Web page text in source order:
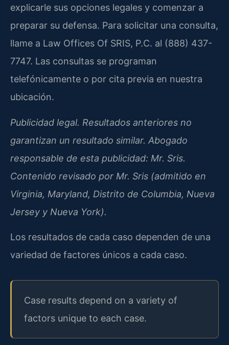
explicarle sus opciones legales y comenzar a
preparar su defensa. Para solicitar una consulta,
llame a Law Offices Of SRIS, P.C. al (888) 437-
7747. Las consultas se programan
telefónicamente o por cita previa en nuestra
ubicación.
Publicidad legal. Resultados anteriores no
garantizan un resultado similar. Abogado
responsable de esta publicidad: Mr. Sris.
Contenido revisado por Mr. Sris (admitido en
Virginia, Maryland, Distrito de Columbia, Nueva
Jersey y Nueva York).
Los resultados de cada caso dependen de una
variedad de factores únicos a cada caso.
Case results depend on a variety of
factors unique to each case.